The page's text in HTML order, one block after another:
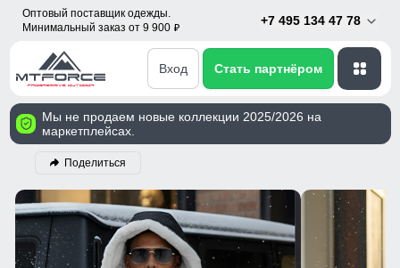
Оптовый поставщик одежды.
Минимальный заказ от 9 900 p
+7 495 134 47 78
Вход Стать партнёром
Мы не продаем новые коллекции 2025/2026 на
маркетплейсах.
Поделиться